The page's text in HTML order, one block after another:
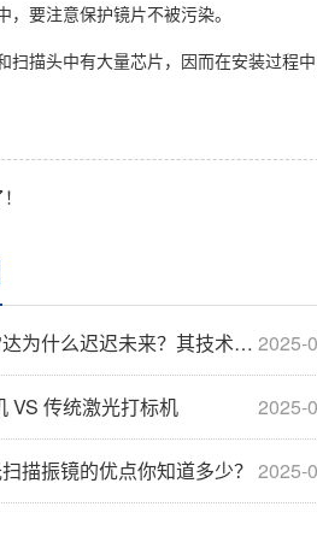
，要注意保护镜片不被污染。
扫描头中有大量芯片，因而在安装过程
2025-
么迟迟未来？其技术难点是什么？
2025-
VS 传统激光打标机
2025-
描振镜的优点你知道多少？